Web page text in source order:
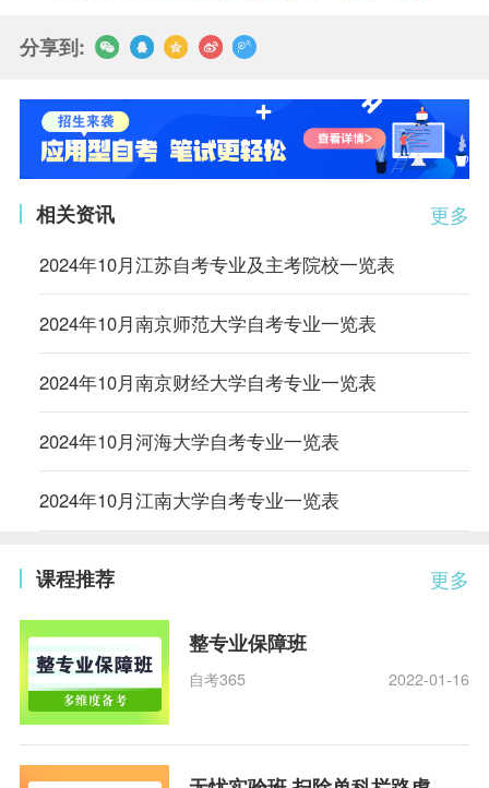
分享到:
更多
相关资讯
2024年10月江苏自考专业及主考院校一览表
2024年10月南京师范大学自考专业一览表
2024年10月南京财经大学自考专业一览表
2024年10月河海大学自考专业一览表
2024年10月江南大学自考专业一览表
更多
课程推荐
整专业保障班
自考365 2022-01-16